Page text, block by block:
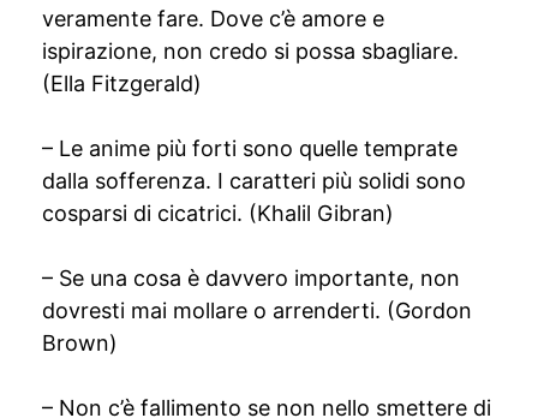
veramente fare. Dove c’è amore e
ispirazione, non credo si possa sbagliare.
(Ella Fitzgerald)
– Le anime più forti sono quelle temprate
dalla sofferenza. I caratteri più solidi sono
cosparsi di cicatrici. (Khalil Gibran)
– Se una cosa è davvero importante, non
dovresti mai mollare o arrenderti. (Gordon
Brown)
– Non c’è fallimento se non nello smettere di